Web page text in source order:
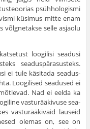
psühhologismi
küsimus mitte enam
võlgnetakse selle asjaolu
loogilisi seadusi
seaduspärasusteks.
ei tule käsitada seadus­
Loogilised seadused ei
Nad ei eelda ka
vasturääkivuse sea­
vasturääkivaid lauseid
olemas on, see on